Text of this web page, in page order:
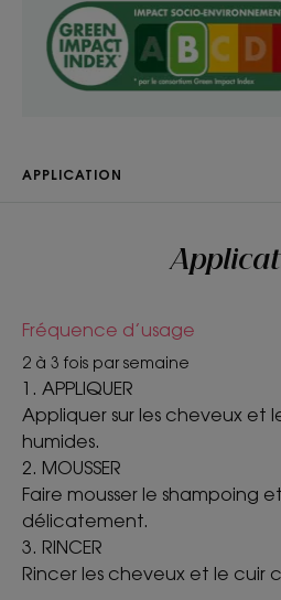
respecter l’équilibre du cuir
durablement.
- Apaise : apporte une
immédiate dès la première
Texture
Liquide
Avantage de la texture
Fluide.
Senteur du contenu
Pivoine de Chine
1 utilisation du shampoing liquide.
APPLICATION
Fréquence d’usage
2 à 3 fois par semaine
1. APPLIQUER
Appliquer sur les cheveux et
humides.
2. MOUSSER
Faire mousser le shampoing
délicatement.
3. RINCER
Rincer les cheveux et le cuir